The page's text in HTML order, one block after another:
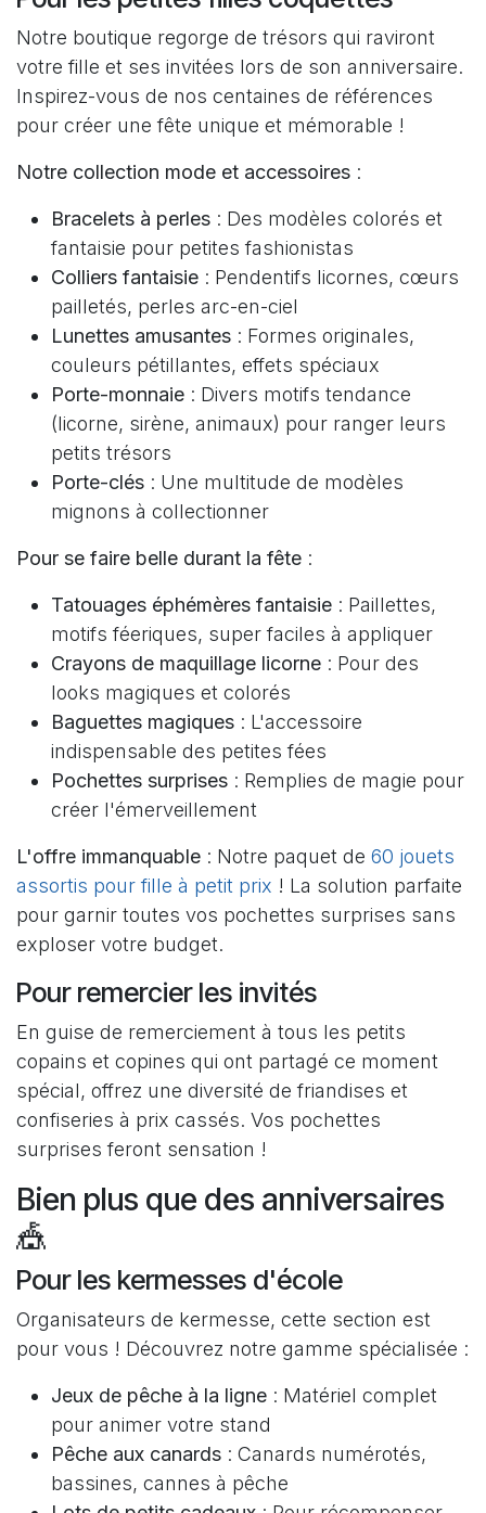
Notre boutique regorge de trésors qui raviront
votre fille et ses invitées lors de son anniversaire.
Inspirez-vous de nos centaines de références
pour créer une fête unique et mémorable !
Notre collection mode et accessoires :
Bracelets à perles : Des modèles colorés et
fantaisie pour petites fashionistas
Colliers fantaisie : Pendentifs licornes, cœurs
pailletés, perles arc-en-ciel
Lunettes amusantes : Formes originales,
couleurs pétillantes, effets spéciaux
Porte-monnaie : Divers motifs tendance
(licorne, sirène, animaux) pour ranger leurs
petits trésors
Porte-clés : Une multitude de modèles
mignons à collectionner
Pour se faire belle durant la fête :
Tatouages éphémères fantaisie : Paillettes,
motifs féeriques, super faciles à appliquer
Crayons de maquillage licorne : Pour des
looks magiques et colorés
Baguettes magiques : L'accessoire
indispensable des petites fées
Pochettes surprises : Remplies de magie pour
créer l'émerveillement
L'offre immanquable : Notre paquet de 60 jouets
assortis pour fille à petit prix ! La solution parfaite
pour garnir toutes vos pochettes surprises sans
exploser votre budget.
Pour remercier les invités
En guise de remerciement à tous les petits
copains et copines qui ont partagé ce moment
spécial, offrez une diversité de friandises et
confiseries à prix cassés. Vos pochettes
surprises feront sensation !
Bien plus que des anniversaires
🎪
Pour les kermesses d'école
Organisateurs de kermesse, cette section est
pour vous ! Découvrez notre gamme spécialisée :
Jeux de pêche à la ligne : Matériel complet
pour animer votre stand
Pêche aux canards : Canards numérotés,
bassines, cannes à pêche